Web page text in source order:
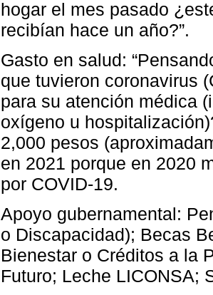
hogar el mes pasado
recibían hace un año?”.
Gasto en salud:
que tuvieron coronavirus
para su atención médica
oxígeno u
2,000 pesos
en 2021 porque en 2020
por COVID-19.
Apoyo gubernamental:
o Discapacidad); Becas
Bienestar o Créditos a la
Futuro; Leche LICONSA;